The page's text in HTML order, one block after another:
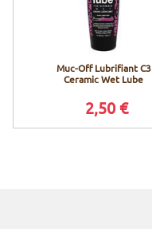
Muc-Off Lubrifiant C3
Ceramic Wet Lube
2,50 €